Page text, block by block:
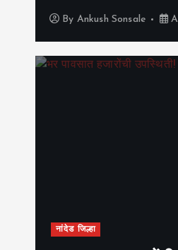
By Ankush Sonsale
नांदेड जिल्हा